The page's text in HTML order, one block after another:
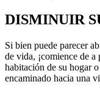
DISMINUIR
Si bien puede parecer
de vida, ¡comience de
habitación de su hogar
encaminado hacia una